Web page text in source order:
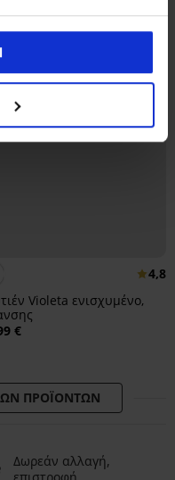
4,8
Violeta ενισχυμένο,
€
ΠΡΟΪΌΝΤΩΝ
Δωρεάν αλλαγή,